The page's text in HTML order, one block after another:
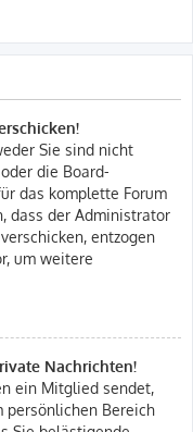
Sie sind nicht
die Board-
das komplette Forum
dass der Administrator
entzogen
um weitere
Nachrichten!
ein Mitglied sendet,
persönlichen Bereich